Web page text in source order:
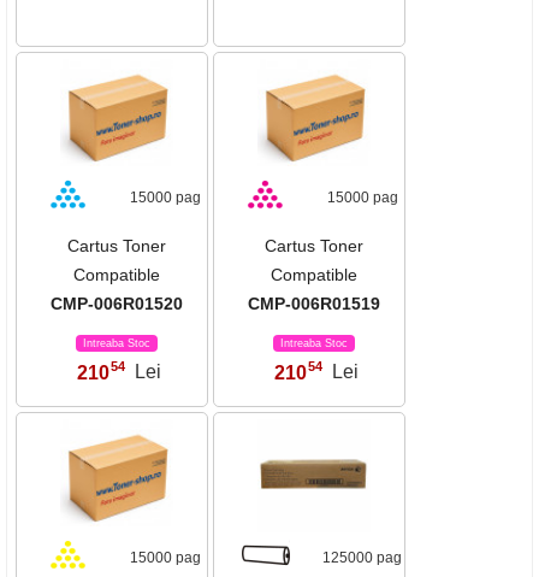
15000 pag
Cartus Toner
Compatible
CMP-006R01520
Intreaba Stoc
21054 Lei
15000 pag
Cartus Toner
Compatible
CMP-006R01519
Intreaba Stoc
21054 Lei
15000 pag 125000 pag